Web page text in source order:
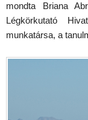
mondta Briana
Légkörkutató
munkatársa, a